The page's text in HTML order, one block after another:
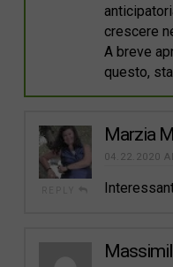
crescere
A breve
questo,
Marzia
04.22.2020